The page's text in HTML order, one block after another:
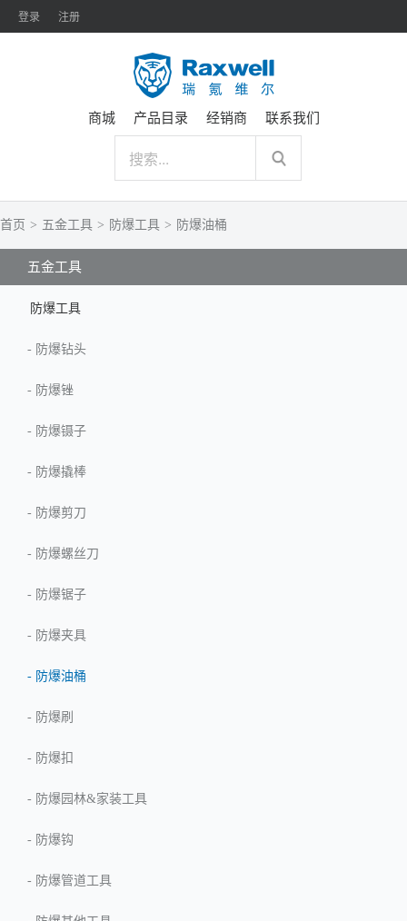
登录 注册
商城 产品目录 经销商 联系我们
首页 > 五金工具 > 防爆工具 > 防爆油桶
五金工具
防爆工具
- 防爆钻头
- 防爆锉
- 防爆镊子
- 防爆撬棒
- 防爆剪刀
- 防爆螺丝刀
- 防爆锯子
- 防爆夹具
- 防爆油桶
- 防爆刷
- 防爆扣
- 防爆园林&家装工具
- 防爆钩
- 防爆管道工具